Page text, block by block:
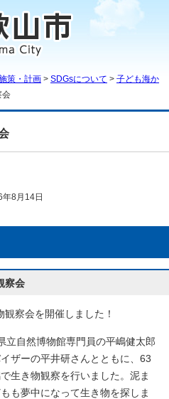
策・計画 > SDGsについて > 子ども海か
会
8月14日
察会
察会を開催しました！
立自然博物館専門員の平嶋健太郎
ザーの平井研さんとともに、63
生き物観察を行いました。泥ま
も夢中になって生き物を探しま